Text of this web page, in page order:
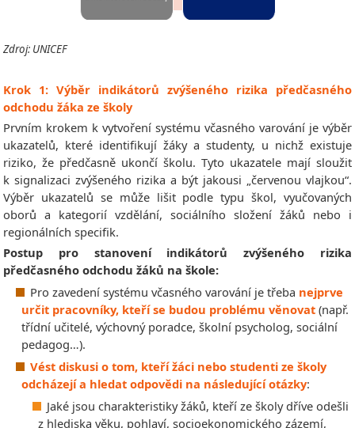
Zdroj: UNICEF
Krok 1: Výběr indikátorů zvýšeného rizika předčasného
odchodu žáka ze školy
Prvním krokem k vytvoření systému včasného varování je výběr
ukazatelů, které identifikují žáky a studenty, u nichž existuje
riziko, že předčasně ukončí školu. Tyto ukazatele mají sloužit
k signalizaci zvýšeného rizika a být jakousi „červenou vlajkou“.
Výběr ukazatelů se může lišit podle typu škol, vyučovaných
oborů a kategorií vzdělání, sociálního složení žáků nebo i
regionálních specifik.
Postup pro stanovení indikátorů zvýšeného rizika
předčasného odchodu žáků na škole:
Pro zavedení systému včasného varování je třeba nejprve
určit pracovníky, kteří se budou problému věnovat (např.
třídní učitelé, výchovný poradce, školní psycholog, sociální
pedagog…).
Vést diskusi o tom, kteří žáci nebo studenti ze školy
odcházejí a hledat odpovědi na následující otázky:
Jaké jsou charakteristiky žáků, kteří ze školy dříve odešli
z hlediska věku, pohlaví, socioekonomického zázemí,